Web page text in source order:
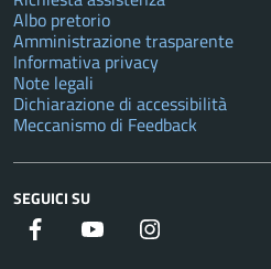
Albo pretorio
Amministrazione trasparente
Informativa privacy
Note legali
Dichiarazione di accessibilità
Meccanismo di Feedback
SEGUICI SU
Facebook YouTube